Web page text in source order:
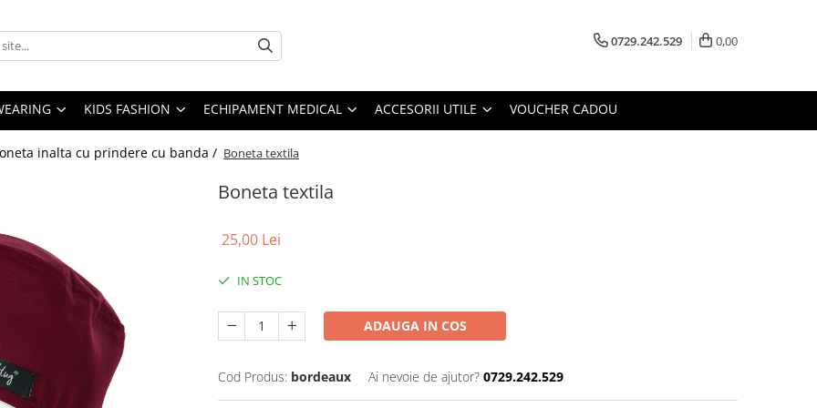
0729.242.529 0,00
KIDS FASHION ECHIPAMENT MEDICAL ACCESORII UTILE VOUCHER CADOU
inalta cu prindere cu banda / Boneta textila
Boneta textila
25,00 Lei
IN STOC
ADAUGA IN COS
Cod Produs: bordeaux Ai nevoie de ajutor? 0729.242.529